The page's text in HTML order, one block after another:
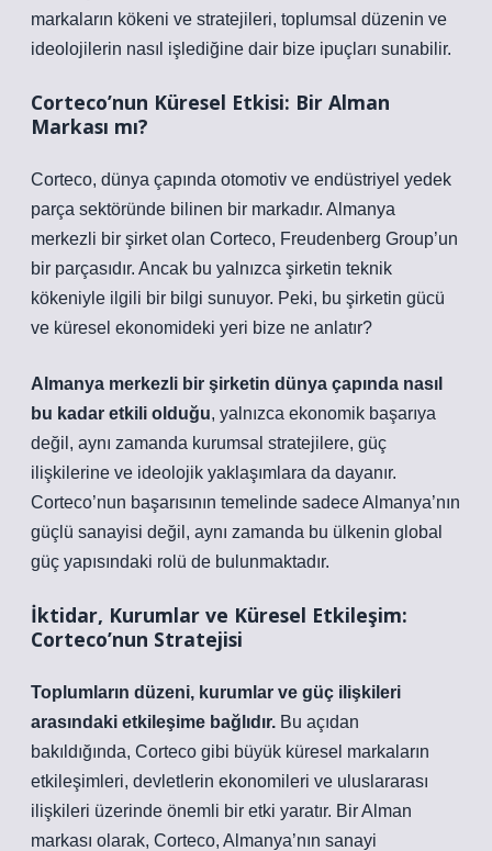
markaların kökeni ve stratejileri, toplumsal düzenin ve
ideolojilerin nasıl işlediğine dair bize ipuçları sunabilir.
Corteco’nun Küresel Etkisi: Bir Alman
Markası mı?
Corteco, dünya çapında otomotiv ve endüstriyel yedek
parça sektöründe bilinen bir markadır. Almanya
merkezli bir şirket olan Corteco, Freudenberg Group’un
bir parçasıdır. Ancak bu yalnızca şirketin teknik
kökeniyle ilgili bir bilgi sunuyor. Peki, bu şirketin gücü
ve küresel ekonomideki yeri bize ne anlatır?
Almanya merkezli bir şirketin dünya çapında nasıl
bu kadar etkili olduğu, yalnızca ekonomik başarıya
değil, aynı zamanda kurumsal stratejilere, güç
ilişkilerine ve ideolojik yaklaşımlara da dayanır.
Corteco’nun başarısının temelinde sadece Almanya’nın
güçlü sanayisi değil, aynı zamanda bu ülkenin global
güç yapısındaki rolü de bulunmaktadır.
İktidar, Kurumlar ve Küresel Etkileşim:
Corteco’nun Stratejisi
Toplumların düzeni, kurumlar ve güç ilişkileri
arasındaki etkileşime bağlıdır. Bu açıdan
bakıldığında, Corteco gibi büyük küresel markaların
etkileşimleri, devletlerin ekonomileri ve uluslararası
ilişkileri üzerinde önemli bir etki yaratır. Bir Alman
markası olarak, Corteco, Almanya’nın sanayi